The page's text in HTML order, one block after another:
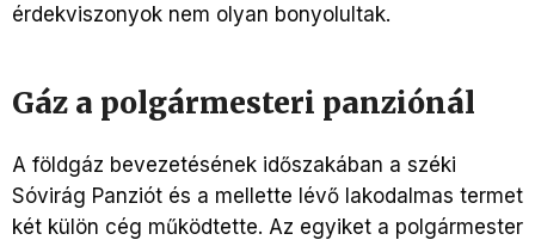
érdekviszonyok nem olyan bonyolultak.
Gáz a polgármesteri panziónál
A földgáz bevezetésének időszakában a széki
Sóvirág Panziót és a mellette lévő lakodalmas termet
két külön cég működtette. Az egyiket a polgármester